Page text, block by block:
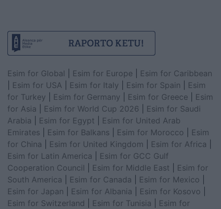
Esim for Global Esim for Europe
Esim for Caribbean
Esim for USA Esim for Italy Esim for Spain
Esim
for Turkey
Esim for Germany Esim for Greece
Esim
for Asia
Esim for World Cup 2026
Esim for Saudi
Arabia
Esim for Egypt
Esim for United Arab
Emirates
Esim for Balkans Esim for Morocco
Esim
for China
Esim for United Kingdom Esim for Africa
Esim for Latin America
Esim for GCC Gulf
Cooperation Council
Esim for Middle East
Esim for
South America
Esim for Canada Esim for Mexico
Esim for Japan
Esim for Albania Esim for Kosovo
Esim for Switzerland
Esim for Tunisia
Esim for